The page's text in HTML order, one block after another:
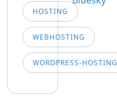
HOSTING
WEBHOSTING
WORDPRESS-HOSTING